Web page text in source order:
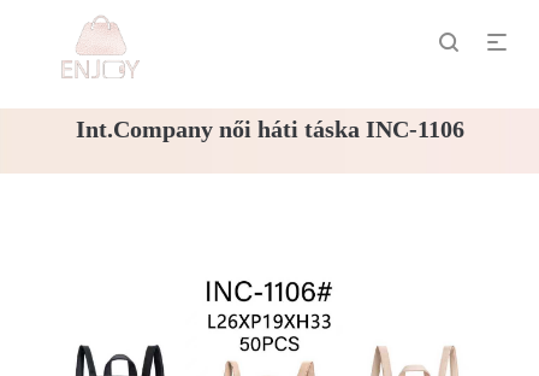
Int.Company női háti táska INC-1106